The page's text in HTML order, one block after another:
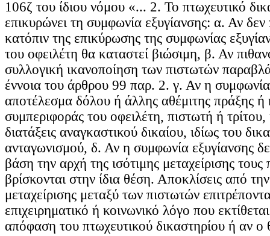
106ζ του ίδιου νόμου «... 2. Το πτωχευτικό
επικυρώνει τη συμφωνία εξυγίανσης: α. Αν δεν
κατόπιν της επικύρωσης της συμφωνίας
του οφειλέτη θα καταστεί βιώσιμη, β. Αν
συλλογική ικανοποίηση των πιστωτών
έννοια του άρθρου 99 παρ. 2. γ. Αν η συμφωνία
αποτέλεσμα δόλου ή άλλης αθέμιτης πράξης ή
συμπεριφοράς του οφειλέτη, πιστωτή ή τρίτου,
διατάξεις αναγκαστικού δικαίου, ιδίως του
ανταγωνισμού, δ. Αν η συμφωνία εξυγίανσης
βάση την αρχή της ισότιμης μεταχείρισης τους
βρίσκονται στην ίδια θέση. Αποκλίσεις από
μεταχείρισης μεταξύ των πιστωτών
επιχειρηματικό ή κοινωνικό λόγο που
απόφαση του πτωχευτικού δικαστηρίου ή αν ο